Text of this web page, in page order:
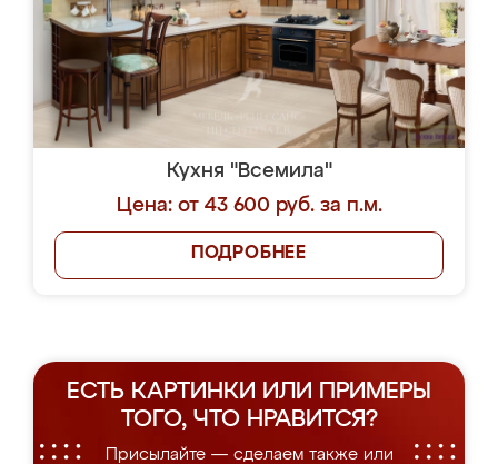
Кухня "Всемила"
Цена: от 43 600 руб. за п.м.
ПОДРОБНЕЕ
ЕСТЬ КАРТИНКИ ИЛИ ПРИМЕРЫ
ТОГО, ЧТО НРАВИТСЯ?
Присылайте — сделаем также или